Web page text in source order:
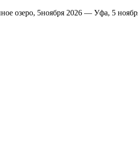
озеро, 5ноября 2026 — Уфа, 5